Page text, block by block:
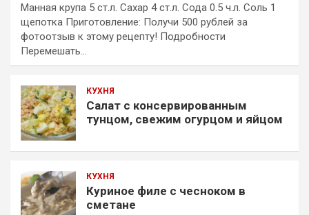
Манная крупа 5 ст.л. Сахар 4 ст.л. Сода 0.5 ч.л. Соль 1
щепотка Приготовление: Получи 500 рублей за
фотоотзыв к этому рецепту! Подробности
Перемешать…
КУХНЯ
Салат с консервированным
тунцом, свежим огурцом и яйцом
КУХНЯ
Куриное филе с чесноком в
сметане